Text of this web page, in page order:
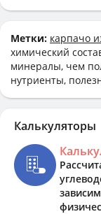
Метки: карпачо
химический
минералы, чем
нутриенты,
Калькуляторы